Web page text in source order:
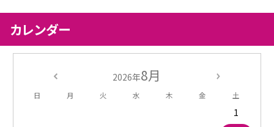
カレンダー
2026年8月
日 月 火 水 木 金 土
1